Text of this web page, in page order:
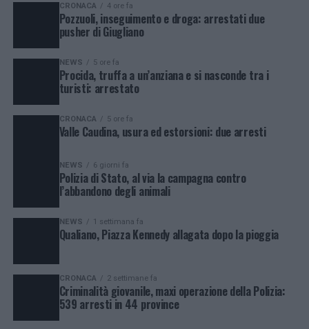
CRONACA 4 ore fa
Pozzuoli, inseguimento e droga: arrestati due
pusher di Giugliano
NEWS 5 ore fa
Procida, truffa a un’anziana e si nasconde tra i
turisti: arrestato
CRONACA 5 ore fa
Valle Caudina, usura ed estorsioni: due arresti
NEWS 6 giorni fa
Polizia di Stato, al via la campagna contro
l’abbandono degli animali
NEWS 1 settimana fa
Qualiano, Piazza Kennedy allagata dopo la pioggia
CRONACA 2 settimane fa
Criminalità giovanile, maxi operazione della Polizia:
539 arresti in 44 province